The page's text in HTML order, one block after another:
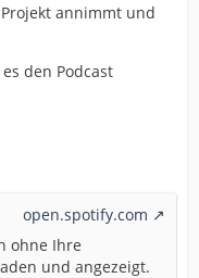
annimmt und
den Podcast
open.spotify.com
ohne Ihre
und angezeigt.